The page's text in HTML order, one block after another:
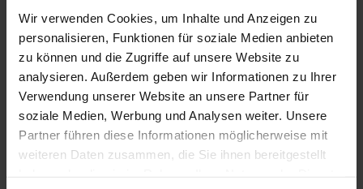
Wir verwenden Cookies, um Inhalte und Anzeigen zu
personalisieren, Funktionen für soziale Medien anbieten
zu können und die Zugriffe auf unsere Website zu
analysieren. Außerdem geben wir Informationen zu Ihrer
Verwendung unserer Website an unsere Partner für
soziale Medien, Werbung und Analysen weiter. Unsere
Partner führen diese Informationen möglicherweise mit
weiteren Daten zusammen, die Sie ihnen bereitgestellt
1988 bis 1992 sah sich die Schweizer Europapolitik
an einem Wendepunkt: Die EG errichtete einen
Binnenmarkt, der Kalte Krieg endete, und mit der
Europäischen Union entstand ein neues
Gravitationszentrum in Europa. Gleichzeitig
verliefen die Verhandlungen über den Europäischen